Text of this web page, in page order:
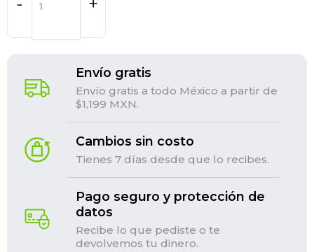
Envío gratis
Envío gratis a todo México a partir de
$1,199 MXN.
Cambios sin costo
Tienes 7 días desde que lo recibes.
Pago seguro y protección de
datos
Recibe lo que pediste o te
devolvemos tu dinero.